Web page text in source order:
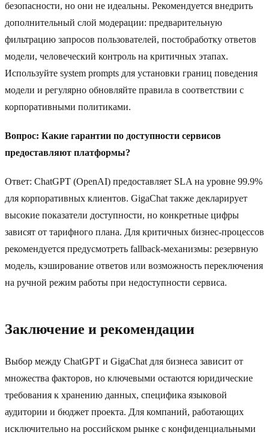
безопасности, но они не идеальны. Рекомендуется внедрить
дополнительный слой модерации: предварительную
фильтрацию запросов пользователей, постобработку ответов
модели, человеческий контроль на критичных этапах.
Используйте system prompts для установки границ поведения
модели и регулярно обновляйте правила в соответствии с
корпоративными политиками.
Вопрос: Какие гарантии по доступности сервисов
предоставляют платформы?
Ответ: ChatGPT (OpenAI) предоставляет SLA на уровне 99.9%
для корпоративных клиентов. GigaChat также декларирует
высокие показатели доступности, но конкретные цифры
зависят от тарифного плана. Для критичных бизнес-процессов
рекомендуется предусмотреть fallback-механизмы: резервную
модель, кэширование ответов или возможность переключения
на ручной режим работы при недоступности сервиса.
Заключение и рекомендации
Выбор между ChatGPT и GigaChat для бизнеса зависит от
множества факторов, но ключевыми остаются юридические
требования к хранению данных, специфика языковой
аудитории и бюджет проекта. Для компаний, работающих
исключительно на российском рынке с конфиденциальными